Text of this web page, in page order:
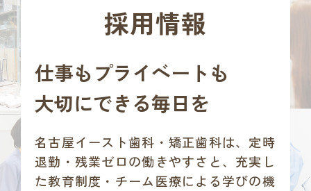
採用情報
仕事もプライベートも
大切にできる毎日を
名古屋イースト歯科・矯正歯科は、 定時
退勤・残業ゼロの働きやすさと、充実し
た教育制度・チーム医療による学びの機